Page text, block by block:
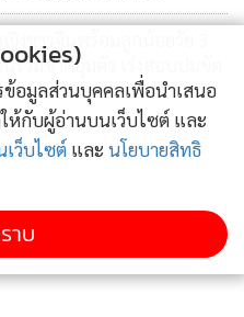
ดับปฏิติการ ฝ่ายวิจัย
ารณ์ปลาตายเกลื่อนหาดทะเล
รณ์แพลงก์ตอนบลูม เพราะแพ
หน้าที่ผลิตออกซิเจนให้น้ำ
กซิเจนจึงไม่เกิดขึ้น และยัง
งชาวจีนพร้อมลูกน้อยวัย 3
ร่วมชาติอุ้มตัว เร่งสอบปมขัด
หมวด
ข้อมูลส่วนบุคคลเพื่อนำเสนอ
กับผู้อ่านบนเว็บไซต์ และ
เว็บไซต์ และ นโยบายสิทธิ
าบ